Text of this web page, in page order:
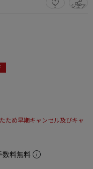
1 シェア
ため早期キャンセル及びキャ
数料無料